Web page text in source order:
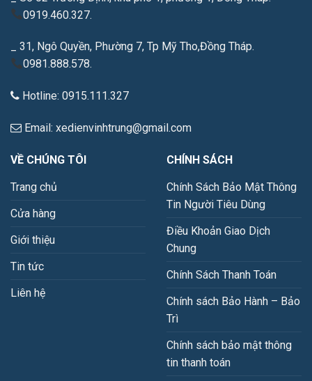
0919.460.327.
_ 31, Ngô Quyền, Phường 7, Tp Mỹ Tho,Đồng Tháp.
0981.888.578.
Hotline: 0915.111.327
Email: xedienvinhtrung@gmail.com
VỀ CHÚNG TÔI
Trang chủ
Cửa hàng
Giới thiệu
Tin tức
Liên hệ
CHÍNH SÁCH
Chính Sách Bảo Mật Thông
Tin Người Tiêu Dùng
Điều Khoản Giao Dịch
Chung
Chính Sách Thanh Toán
Chính sách Bảo Hành – Bảo
Trì
Chính sách bảo mật thông
tin thanh toán